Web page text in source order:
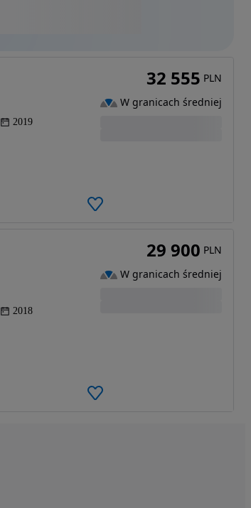
2019
32 555 PLN
W granicach średniej
2018
29 900 PLN
W granicach średniej